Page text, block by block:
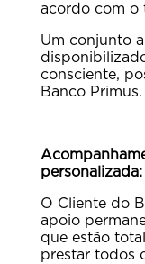
acordo com o
Um conjunto
consciente,
Banco Primus.
personalizada:
O Cliente do
apoio
que estão
prestar todos